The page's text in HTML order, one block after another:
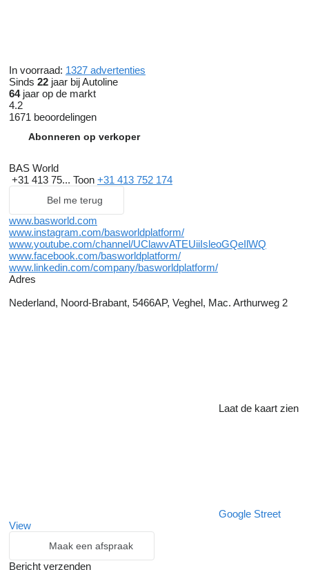
In voorraad: 1327 advertenties
Sinds 22 jaar bij Autoline
64jaar op de markt
4.2
1671 beoordelingen
Abonneren op verkoper
BAS World
+31 413 75... Toon +31 413 752 174
Bel me terug
www.basworld.com
www.instagram.com/basworldplatform/
www.youtube.com/channel/UClawvATEUiiIsleoGQeIlWQ
www.facebook.com/basworldplatform/
www.linkedin.com/company/basworldplatform/
Adres
Nederland, Noord-Brabant, 5466AP, Veghel, Mac. Arthurweg 2
Laat de kaart zien
Google Street
View
Maak een afspraak
Bericht verzenden